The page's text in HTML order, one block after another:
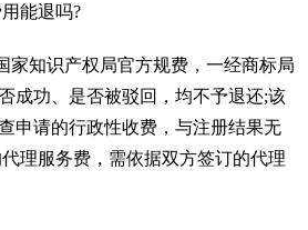
能退吗?
家知识产权局官方规费，一经商标局
成功、是否被驳回，均不予退还;该
申请的行政性收费，与注册结果无
理服务费，需依据双方签订的代理